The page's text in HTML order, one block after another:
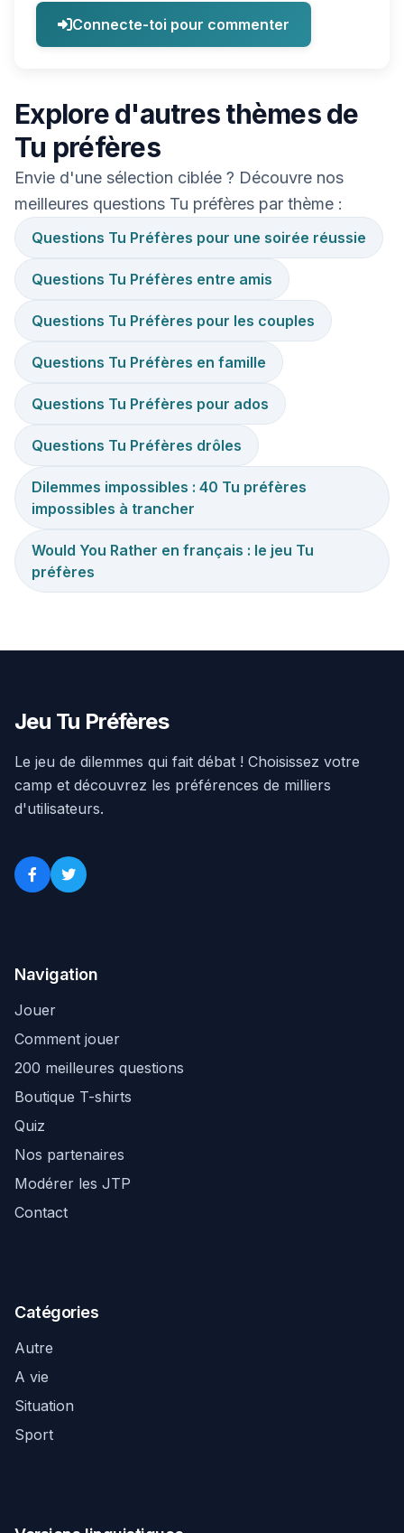
Connecte-toi pour commenter
Explore d'autres thèmes de
Tu préfères
Envie d'une sélection ciblée ? Découvre nos
meilleures questions Tu préfères par thème :
Questions Tu Préfères pour une soirée réussie
Questions Tu Préfères entre amis
Questions Tu Préfères pour les couples
Questions Tu Préfères en famille
Questions Tu Préfères pour ados
Questions Tu Préfères drôles
Dilemmes impossibles : 40 Tu préfères
impossibles à trancher
Would You Rather en français : le jeu Tu
préfères
Jeu Tu Préfères
Le jeu de dilemmes qui fait débat ! Choisissez votre
camp et découvrez les préférences de milliers
d'utilisateurs.
Navigation
Jouer
Comment jouer
200 meilleures questions
Boutique T-shirts
Quiz
Nos partenaires
Modérer les JTP
Contact
Catégories
Autre
A vie
Situation
Sport